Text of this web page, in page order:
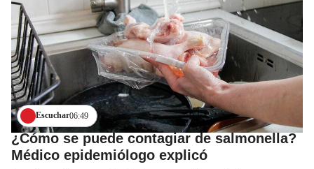
Escuchar06:49
¿Cómo se puede contagiar de salmonella?
Médico epidemiólogo explicó